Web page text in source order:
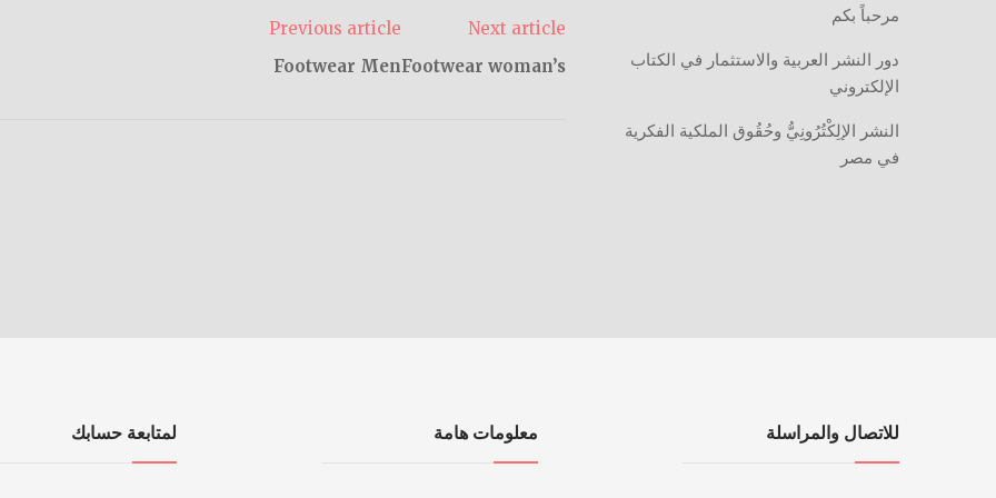
مرحباً بكم
دور النشر العربية والاستثمار في الكتاب
الإلكتروني
النشر الإلِكْتُرُونِيُّ وحُقُوق الملكية الفكرية
في مصر
Previous article
Footwear Men
Next article
Footwear woman’s
للاتصال والمراسلة معلومات هامة لمتابعة حسابك